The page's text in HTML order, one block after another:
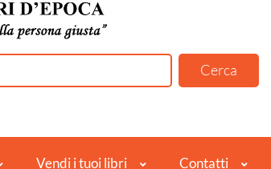
Vendi i tuoi libri Contatti